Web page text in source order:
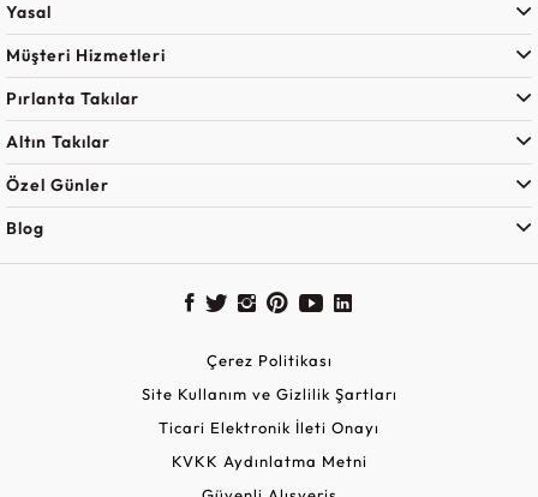
Yasal
Müşteri Hizmetleri
Pırlanta Takılar
Altın Takılar
Özel Günler
Blog
Çerez Politikası
Site Kullanım ve Gizlilik Şartları
Ticari Elektronik İleti Onayı
KVKK Aydınlatma Metni